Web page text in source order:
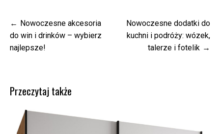
Nawigacja
wpisu
Nowoczesne akcesoria
do win i drinków – wybierz
najlepsze!
Nowoczesne dodatki do
kuchni i podróży: wózek,
talerze i fotelik
Przeczytaj także